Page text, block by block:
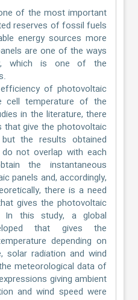
of the most important
reserves of fossil fuels
energy sources more
are one of the ways
which is one of the
of photovoltaic
temperature of the
in the literature, there
that give the photovoltaic
the results obtained
not overlap with each
the instantaneous
panels and, accordingly,
there is a need
gives the photovoltaic
In this study, a global
that gives the
depending on
solar radiation and wind
meteorological data of
giving ambient
and wind speed were